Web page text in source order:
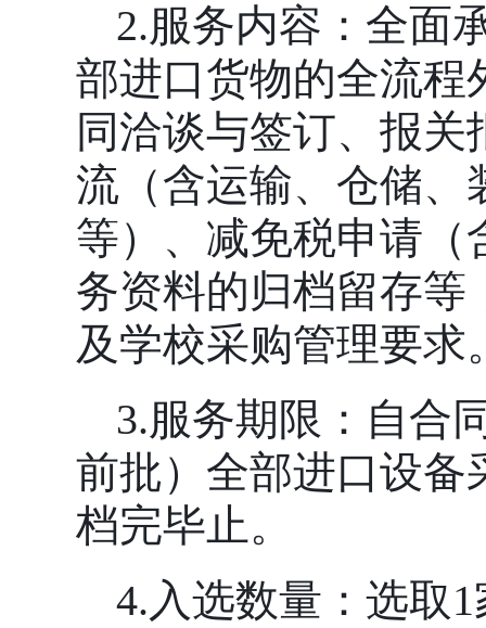
2.服务内容：全面
部进口货物的全流程
同洽谈与签订、报
流（含运输、仓储、
等）、减免税申请（
务资料的归档留存等
及学校采购管理要求
3.服务期限：自合
前批）全部进口设备
档完毕止。
4.入选数量：选取